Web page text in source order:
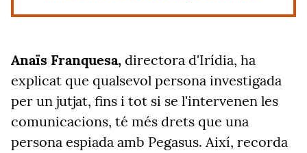
Anaïs Franquesa, directora d'Irídia, ha
explicat que qualsevol persona investigada
per un jutjat, fins i tot si se l'intervenen les
comunicacions, té més drets que una
persona espiada amb Pegasus. Així, recorda